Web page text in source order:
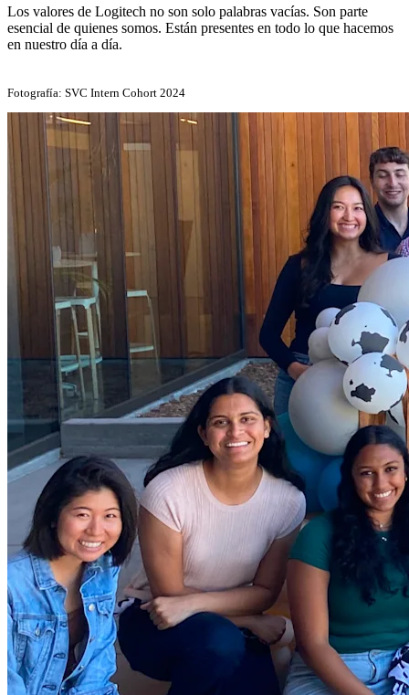
Los valores de Logitech no son solo palabras vacías. Son parte
esencial de quienes somos. Están presentes en todo lo que hacemos
en nuestro día a día.
Fotografía: SVC Intern Cohort 2024